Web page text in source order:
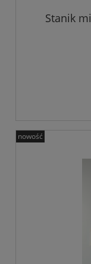
Stanik
nowość